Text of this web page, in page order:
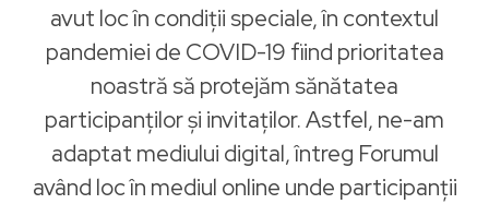
avut loc în condiții speciale, în contextul
pandemiei de COVID-19 fiind prioritatea
noastră să protejăm sănătatea
participanților și invitaților. Astfel, ne-am
adaptat mediului digital, întreg Forumul
având loc în mediul online unde participanții